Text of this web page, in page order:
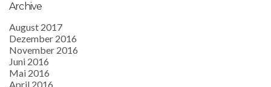
Archive
August 2017
Dezember 2016
November 2016
Juni 2016
Mai 2016
April 2016